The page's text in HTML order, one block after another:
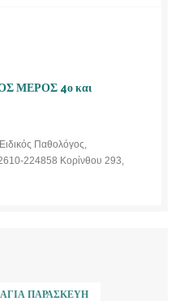
ΜΕΡΟΣ 4ο και
Παθολόγος,
224858 Κορίνθου 293,
ΑΓΊΑ ΠΑΡΑΣΚΕΥΉ